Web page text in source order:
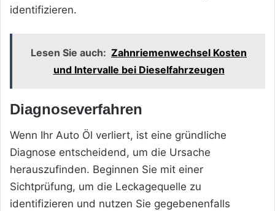
identifizieren.
Lesen Sie auch: Zahnriemenwechsel Kosten
und Intervalle bei Dieselfahrzeugen
Diagnoseverfahren
Wenn Ihr Auto Öl verliert, ist eine gründliche
Diagnose entscheidend, um die Ursache
herauszufinden. Beginnen Sie mit einer
Sichtprüfung, um die Leckagequelle zu
identifizieren und nutzen Sie gegebenenfalls